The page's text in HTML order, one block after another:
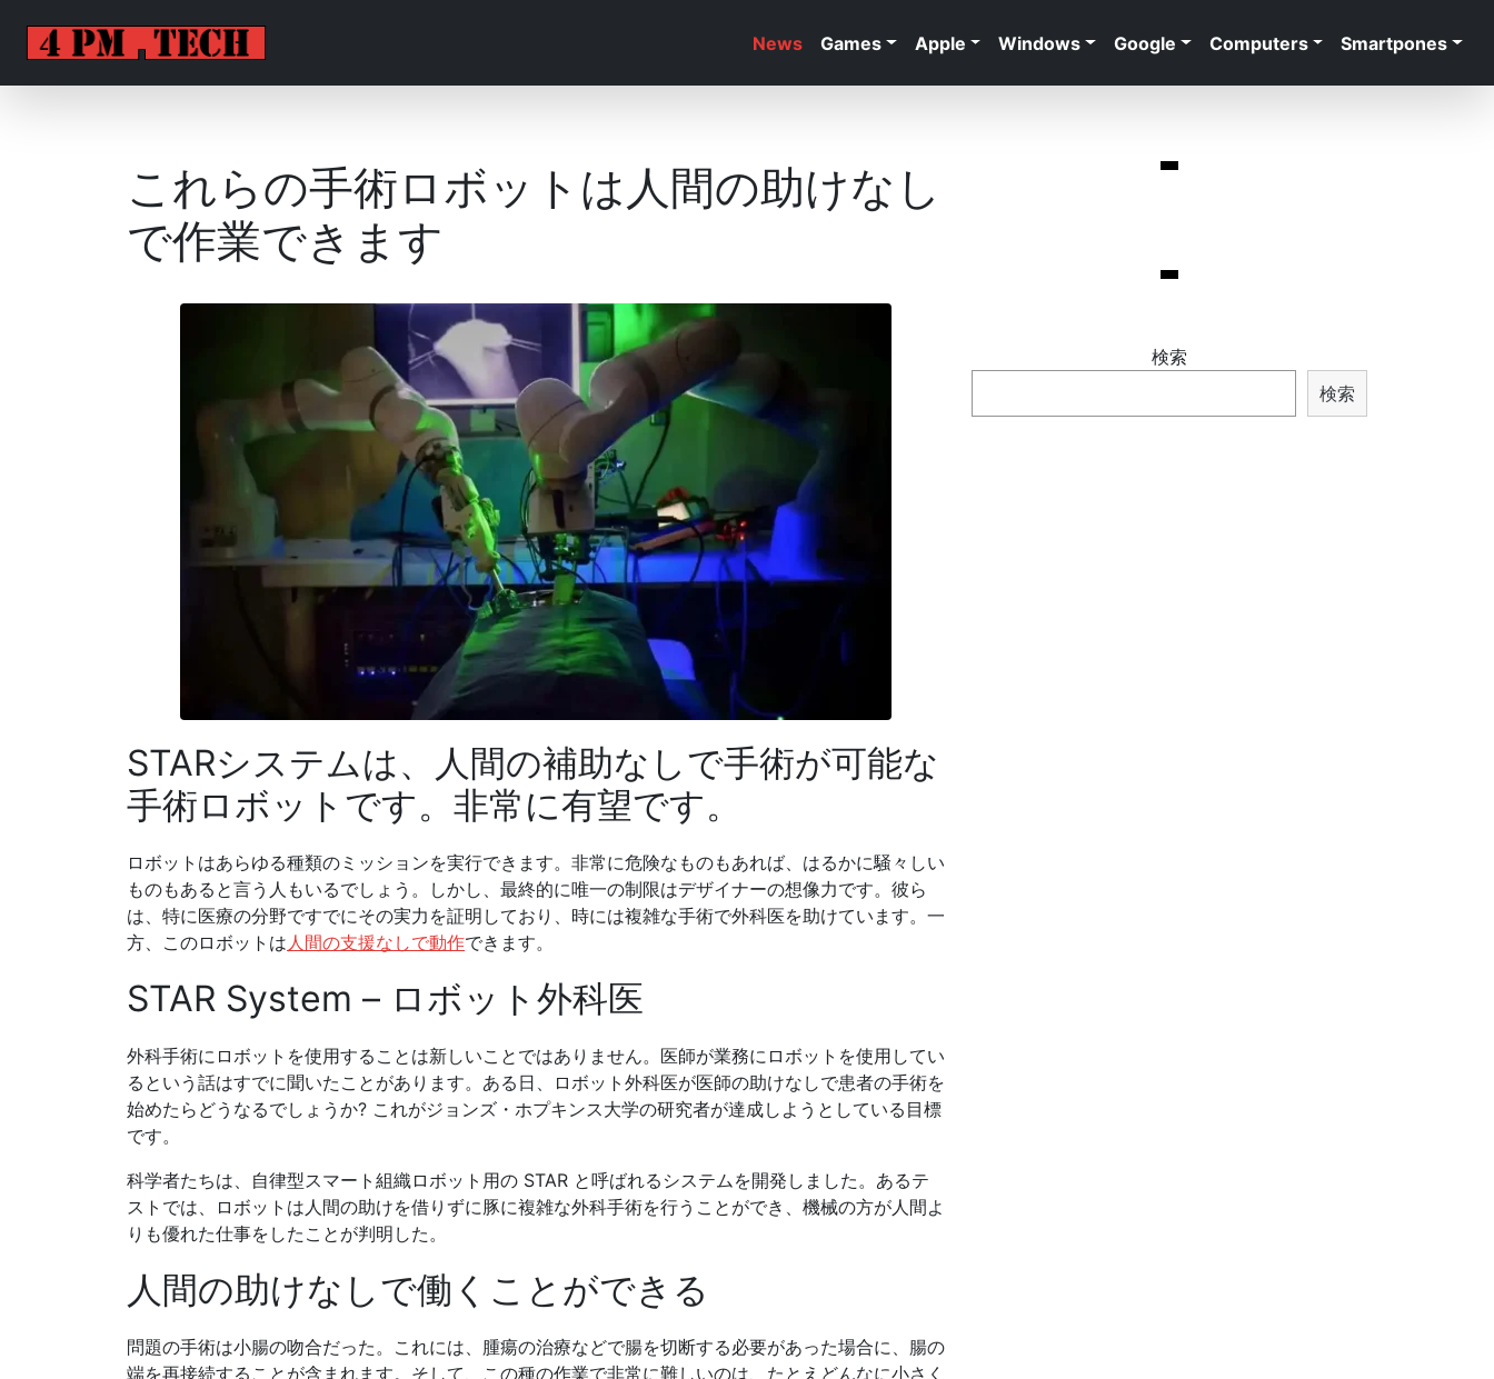
News Games Apple Windows Google Computers Smartpones
これらの手術ロボットは人間の助けなし
で作業できます
STARシステムは、人間の補助なしで手術が可能な
手術ロボットです。非常に有望です。
ロボットはあらゆる種類のミッションを実行できます。非常に危険なものもあれば、はるかに騒々しい
ものもあると言う人もいるでしょう。しかし、最終的に唯一の制限はデザイナーの想像力です。彼ら
は、特に医療の分野ですでにその実力を証明しており、時には複雑な手術で外科医を助けています。一
方、このロボットは人間の支援なしで動作できます。
STAR System – ロボット外科医
外科手術にロボットを使用することは新しいことではありません。医師が業務にロボットを使用してい
るという話はすでに聞いたことがあります。ある日、ロボット外科医が医師の助けなしで患者の手術を
始めたらどうなるでしょうか? これがジョンズ・ホプキンス大学の研究者が達成しようとしている目標
です。
科学者たちは、自律型スマート組織ロボット用の STAR と呼ばれるシステムを開発しました。あるテ
ストでは、ロボットは人間の助けを借りずに豚に複雑な外科手術を行うことができ、機械の方が人間よ
りも優れた仕事をしたことが判明した。
人間の助けなしで働くことができる
問題の手術は小腸の吻合だった。これには、腫瘍の治療などで腸を切断する必要があった場合に、腸の
端を再接続することが含まれます。そして、この種の作業で非常に難しいのは、たとえどんなに小さく
検索
検索